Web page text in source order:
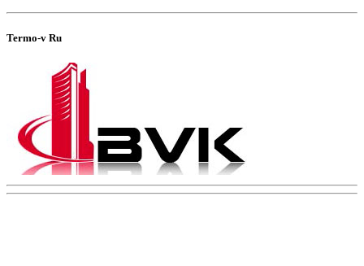
Termo-v Ru